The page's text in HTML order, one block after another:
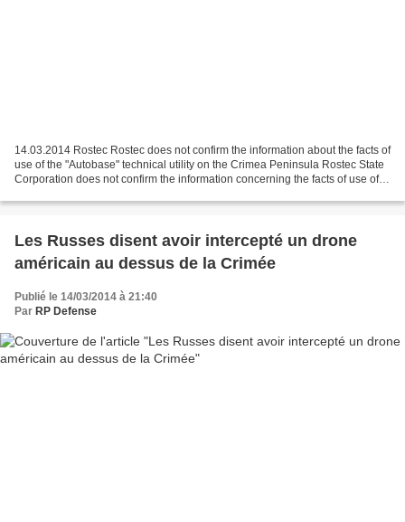
14.03.2014 Rostec Rostec does not confirm the information about the facts of
use of the "Autobase" technical utility on the Crimea Peninsula Rostec State
Corporation does not confirm the information concerning the facts of use of
Les Russes disent avoir intercepté un drone
américain au dessus de la Crimée
Publié le 14/03/2014 à 21:40
Par RP Defense